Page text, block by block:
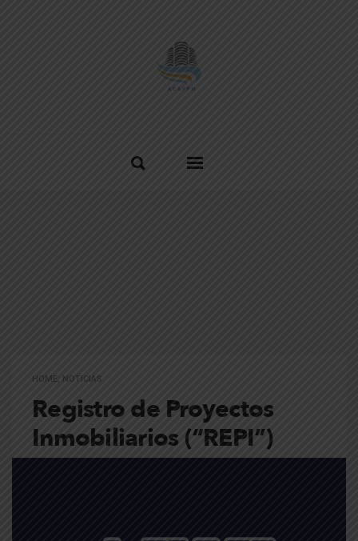
HOME NOTICIAS
Registro de Proyectos
Inmobiliarios (“REPI”)